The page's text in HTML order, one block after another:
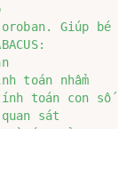
Giúp
toán nhẩm
toán con số
sát
và óc tưởng